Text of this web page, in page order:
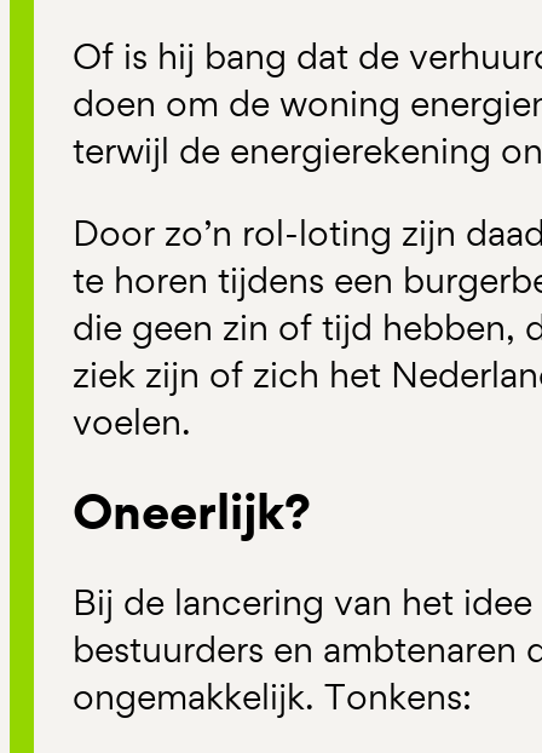
Of is hij bang dat de
doen om de woning
terwijl de energierekening
Door zo’n rol-loting zijn
te horen tijdens een
die geen zin of tijd hebben,
ziek zijn of zich het
voelen.
Oneerlijk?
Bij de lancering van het
bestuurders en ambtenaren
ongemakkelijk. Tonkens: